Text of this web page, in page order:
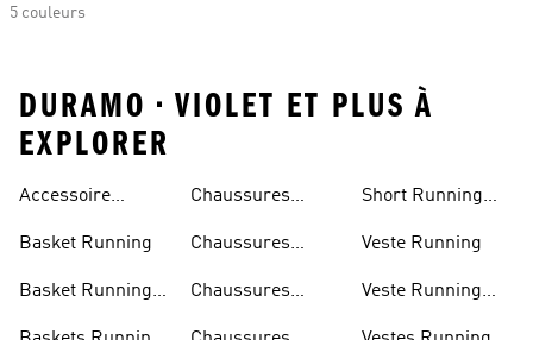
5 couleurs
DURAMO • VIOLET ET PLUS À
EXPLORER
Accessoire
Basket Running
Basket Running
Chaussures
Chaussures
Chaussures
Short Running
Veste Running
Veste Running